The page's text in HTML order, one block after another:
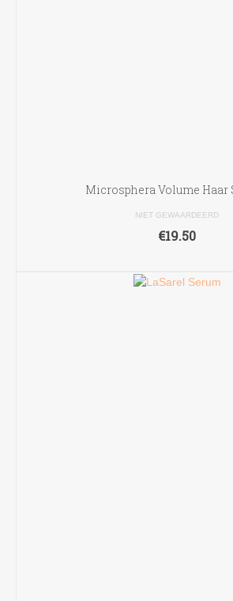
Microsphera Volume Haar
NIET GEWAARDEERD
€19.50